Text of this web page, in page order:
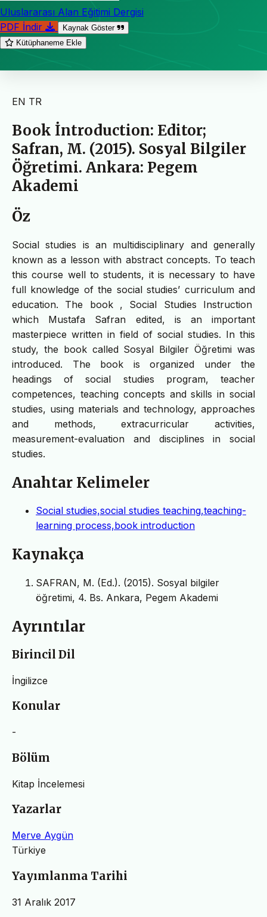
Uluslararası Alan Eğitimi Dergisi
PDF İndir
Kaynak Göster
Kütüphaneme Ekle
EN TR
Book İntroduction: Editor;
Safran, M. (2015). Sosyal Bilgiler
Öğretimi. Ankara: Pegem
Akademi
Öz
Social studies is an multidisciplinary and generally
known as a lesson with abstract concepts. To teach
this course well to students, it is necessary to have
full knowledge of the social studies’ curriculum and
education. The book , Social Studies Instruction
which Mustafa Safran edited, is an important
masterpiece written in field of social studies. In this
study, the book called Sosyal Bilgiler Öğretimi was
introduced. The book is organized under the
headings of social studies program, teacher
competences, teaching concepts and skills in social
studies, using materials and technology, approaches
and methods, extracurricular activities,
measurement-evaluation and disciplines in social
studies.
Anahtar Kelimeler
Social studies,social studies teaching,teaching-
learning process,book introduction
Kaynakça
SAFRAN, M. (Ed.). (2015). Sosyal bilgiler
öğretimi, 4. Bs. Ankara, Pegem Akademi
Ayrıntılar
Birincil Dil
İngilizce
Konular
-
Bölüm
Kitap İncelemesi
Yazarlar
Merve Aygün
Türkiye
Yayımlanma Tarihi
31 Aralık 2017